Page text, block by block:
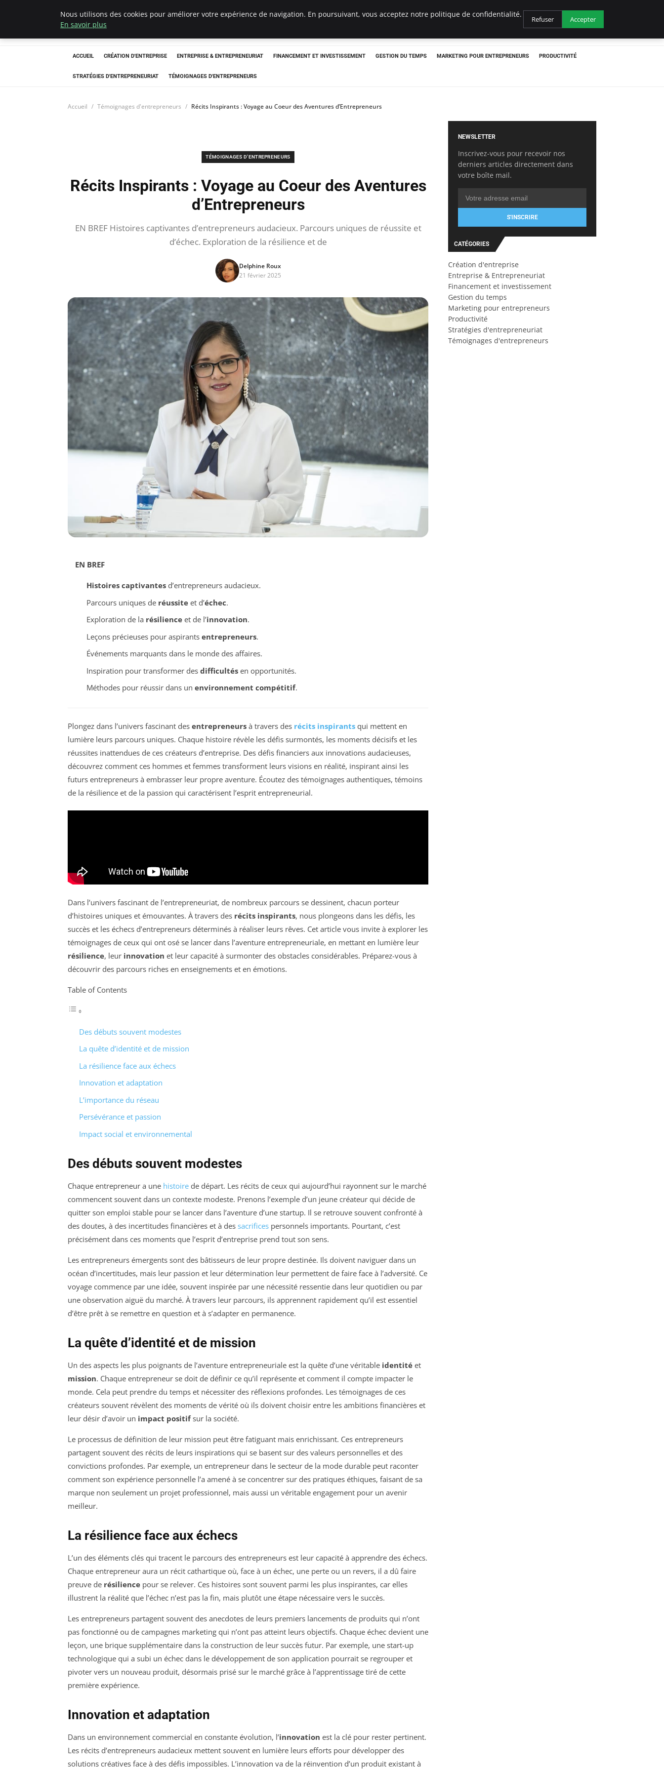
LECFCM
ACCUEIL CRÉATION D'ENTREPRISE ENTREPRISE & ENTREPRENEURIAT FINANCEMENT ET INVESTISSEMENT GESTION DU TEMPS MARKETING POUR ENTREPRENEURS PRODUCTIVITÉ
STRATÉGIES D'ENTREPRENEURIAT TÉMOIGNAGES D'ENTREPRENEURS
Accueil Témoignages d'entrepreneurs Récits Inspirants : Voyage au Coeur des Aventures d’Entrepreneurs
TÉMOIGNAGES D'ENTREPRENEURS
Récits Inspirants : Voyage au Coeur des Aventures
d’Entrepreneurs
EN BREF Histoires captivantes d’entrepreneurs audacieux. Parcours uniques de réussite et
d’échec. Exploration de la résilience et de
Delphine Roux
21 février 2025
EN BREF
Histoires captivantesd’entrepreneurs audacieux.
Parcours uniques de réussiteet d’échec.
Exploration de la résilienceet de l’innovation.
Leçons précieuses pour aspirants entrepreneurs.
Événements marquants dans le monde des affaires.
Inspiration pour transformer des difficultésen opportunités.
Méthodes pour réussir dans un environnement compétitif.
Plongez dans l’univers fascinant des entrepreneurs à travers des récits inspirants qui mettent en
lumière leurs parcours uniques. Chaque histoire révèle les défis surmontés, les moments décisifs et les
réussites inattendues de ces créateurs d’entreprise. Des défis financiers aux innovations audacieuses,
découvrez comment ces hommes et femmes transforment leurs visions en réalité, inspirant ainsi les
futurs entrepreneurs à embrasser leur propre aventure. Écoutez des témoignages authentiques, témoins
de la résilience et de la passion qui caractérisent l’esprit entrepreneurial.
Dans l’univers fascinant de l’entrepreneuriat, de nombreux parcours se dessinent, chacun porteur
d’histoires uniques et émouvantes. À travers des récits inspirants, nous plongeons dans les défis, les
succès et les échecs d’entrepreneurs déterminés à réaliser leurs rêves. Cet article vous invite à explorer les
témoignages de ceux qui ont osé se lancer dans l’aventure entrepreneuriale, en mettant en lumière leur
résilience, leur innovation et leur capacité à surmonter des obstacles considérables. Préparez-vous à
découvrir des parcours riches en enseignements et en émotions.
Table of Contents
Des débuts souvent modestes
La quête d’identité et de mission
La résilience face aux échecs
Innovation et adaptation
L’importance du réseau
Persévérance et passion
Impact social et environnemental
Des débuts souvent modestes
Chaque entrepreneur a une histoire de départ. Les récits de ceux qui aujourd’hui rayonnent sur le marché
commencent souvent dans un contexte modeste. Prenons l’exemple d’un jeune créateur qui décide de
quitter son emploi stable pour se lancer dans l’aventure d’une startup. Il se retrouve souvent confronté à
des doutes, à des incertitudes financières et à des sacrifices personnels importants. Pourtant, c’est
précisément dans ces moments que l’esprit d’entreprise prend tout son sens.
Les entrepreneurs émergents sont des bâtisseurs de leur propre destinée. Ils doivent naviguer dans un
océan d’incertitudes, mais leur passion et leur détermination leur permettent de faire face à l’adversité. Ce
voyage commence par une idée, souvent inspirée par une nécessité ressentie dans leur quotidien ou par
une observation aiguë du marché. À travers leur parcours, ils apprennent rapidement qu’il est essentiel
d’être prêt à se remettre en question et à s’adapter en permanence.
La quête d’identité et de mission
Un des aspects les plus poignants de l’aventure entrepreneuriale est la quête d’une véritable identité et
mission. Chaque entrepreneur se doit de définir ce qu’il représente et comment il compte impacter le
monde. Cela peut prendre du temps et nécessiter des réflexions profondes. Les témoignages de ces
créateurs souvent révèlent des moments de vérité où ils doivent choisir entre les ambitions financières et
leur désir d’avoir un impact positifsur la société.
Le processus de définition de leur mission peut être fatiguant mais enrichissant. Ces entrepreneurs
partagent souvent des récits de leurs inspirations qui se basent sur des valeurs personnelles et des
convictions profondes. Par exemple, un entrepreneur dans le secteur de la mode durable peut raconter
comment son expérience personnelle l’a amené à se concentrer sur des pratiques éthiques, faisant de sa
marque non seulement un projet professionnel, mais aussi un véritable engagement pour un avenir
meilleur.
La résilience face aux échecs
L’un des éléments clés qui tracent le parcours des entrepreneurs est leur capacité à apprendre des échecs.
Chaque entrepreneur aura un récit cathartique où, face à un échec, une perte ou un revers, il a dû faire
preuve de résilience pour se relever. Ces histoires sont souvent parmi les plus inspirantes, car elles
illustrent la réalité que l’échec n’est pas la fin, mais plutôt une étape nécessaire vers le succès.
Les entrepreneurs partagent souvent des anecdotes de leurs premiers lancements de produits qui n’ont
pas fonctionné ou de campagnes marketing qui n’ont pas atteint leurs objectifs. Chaque échec devient une
leçon, une brique supplémentaire dans la construction de leur succès futur. Par exemple, une start-up
technologique qui a subi un échec dans le développement de son application pourrait se regrouper et
pivoter vers un nouveau produit, désormais prisé sur le marché grâce à l’apprentissage tiré de cette
première expérience.
Innovation et adaptation
Dans un environnement commercial en constante évolution, l’innovation est la clé pour rester pertinent.
Les récits d’entrepreneurs audacieux mettent souvent en lumière leurs efforts pour développer des
solutions créatives face à des défis impossibles. L’innovation va de la réinvention d’un produit existant à
NEWSLETTER
Inscrivez-vous pour recevoir nos
derniers articles directement dans
votre boîte mail.
S'INSCRIRE
CATÉGORIES
Création d'entreprise
Entreprise & Entrepreneuriat
Financement et investissement
Gestion du temps
Marketing pour entrepreneurs
Productivité
Stratégies d'entrepreneuriat
Témoignages d'entrepreneurs
Nous utilisons des cookies pour améliorer votre expérience de navigation. En poursuivant, vous acceptez notre politique de confidentialité.
En savoir plus
Refuser Accepter